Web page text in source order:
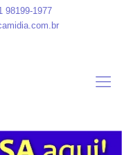
98199-1977